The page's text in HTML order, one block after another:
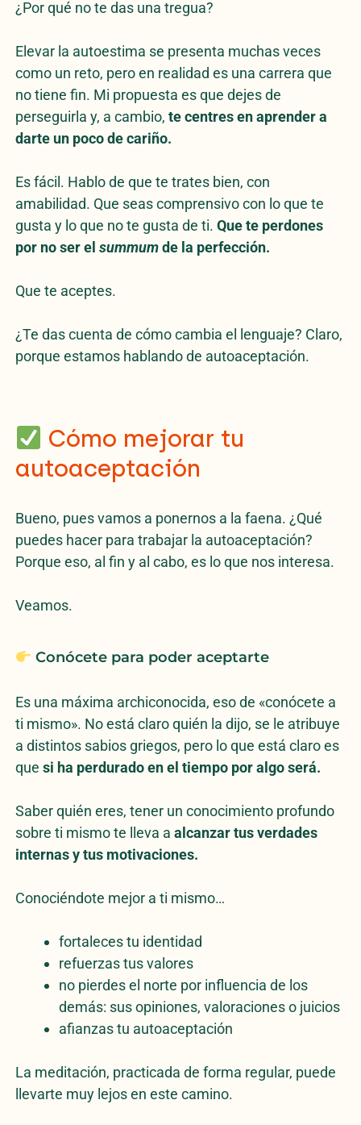
¿Por qué no te das una tregua?
Elevar la autoestima se presenta muchas veces
como un reto, pero en realidad es una carrera que
no tiene fin. Mi propuesta es que dejes de
perseguirla y, a cambio, te centres en aprender a
darte un poco de cariño.
Es fácil. Hablo de que te trates bien, con
amabilidad. Que seas comprensivo con lo que te
gusta y lo que no te gusta de ti. Que te perdones
por no ser el summumde la perfección.
Que te aceptes.
¿Te das cuenta de cómo cambia el lenguaje? Claro,
porque estamos hablando de autoaceptación.
Cómo mejorar tu
autoaceptación
Bueno, pues vamos a ponernos a la faena. ¿Qué
puedes hacer para trabajar la autoaceptación?
Porque eso, al fin y al cabo, es lo que nos interesa.
Veamos.
Conócete para poder aceptarte
Es una máxima archiconocida, eso de «conócete a
ti mismo». No está claro quién la dijo, se le atribuye
a distintos sabios griegos, pero lo que está claro es
que si ha perdurado en el tiempo por algo será.
Saber quién eres, tener un conocimiento profundo
sobre ti mismo te lleva a alcanzar tus verdades
internas y tus motivaciones.
Conociéndote mejor a ti mismo…
fortaleces tu identidad
refuerzas tus valores
no pierdes el norte por influencia de los
demás: sus opiniones, valoraciones o juicios
afianzas tu autoaceptación
La meditación, practicada de forma regular, puede
llevarte muy lejos en este camino.